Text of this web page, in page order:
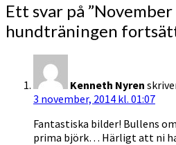
Ett svar på ”November
hundträningen
Kenneth Nyren
3 november, 2014 kl. 01:07
Fantastiska bilder! Bullens
prima björk… Härligt att ni